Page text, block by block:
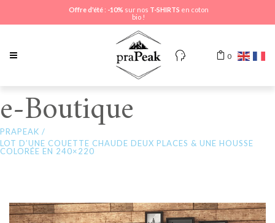
Offre d'été : -10% sur nos T-SHIRTS en coton
bio !
0
e-Boutique
PRAPEAK /
LOT D’UNE COUETTE CHAUDE DEUX PLACES & UNE HOUSSE
COLORÉE EN 240×220